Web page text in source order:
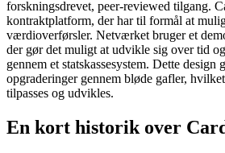
forskningsdrevet, peer-reviewed tilgang.
kontraktplatform, der har til formål at
værdioverførsler. Netværket bruger et
der gør det muligt at udvikle sig over tid
gennem et statskassesystem. Dette
opgraderinger gennem bløde gafler,
tilpasses og udvikles.
En kort historik over